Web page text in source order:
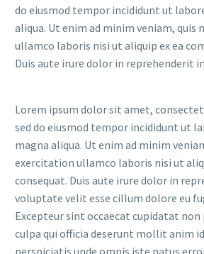
do eiusmod tempor incididunt ut
aliqua. Ut enim ad minim veniam, quis
ullamco laboris nisi ut aliquip ex ea
Duis aute irure dolor in reprehenderit
Lorem ipsum dolor sit amet,
sed do eiusmod tempor incididunt ut
magna aliqua. Ut enim ad minim
exercitation ullamco laboris nisi ut
consequat. Duis aute irure dolor in
voluptate velit esse cillum dolore eu
Excepteur sint occaecat cupidatat
culpa qui officia deserunt mollit anim